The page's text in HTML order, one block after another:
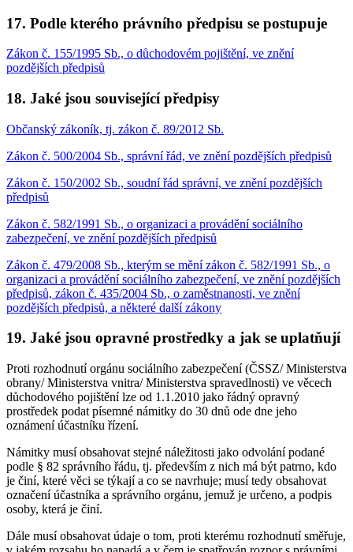
17. Podle kterého právního předpisu se postupuje
Zákon č. 155/1995 Sb., o důchodovém pojištění, ve znění
pozdějších předpisů
18. Jaké jsou související předpisy
Občanský zákoník, tj. zákon č. 89/2012 Sb.
Zákon č. 500/2004 Sb., správní řád, ve znění pozdějších předpisů
Zákon č. 150/2002 Sb., soudní řád správní, ve znění pozdějších
předpisů
Zákon č. 582/1991 Sb., o organizaci a provádění sociálního
zabezpečení, ve znění pozdějších předpisů
Zákon č. 479/2008 Sb., kterým se mění zákon č. 582/1991 Sb., o
organizaci a provádění sociálního zabezpečení, ve znění pozdějších
předpisů, zákon č. 435/2004 Sb., o zaměstnanosti, ve znění
pozdějších předpisů, a některé další zákony
19. Jaké jsou opravné prostředky a jak se uplatňují
Proti rozhodnutí orgánu sociálního zabezpečení (ČSSZ/ Ministerstva
obrany/ Ministerstva vnitra/ Ministerstva spravedlnosti) ve věcech
důchodového pojištění lze od 1.1.2010 jako řádný opravný
prostředek podat písemné námitky do 30 dnů ode dne jeho
oznámení účastníku řízení.
Námitky musí obsahovat stejné náležitosti jako odvolání podané
podle § 82 správního řádu, tj. především z nich má být patrno, kdo
je činí, které věci se týkají a co se navrhuje; musí tedy obsahovat
označení účastníka a správního orgánu, jemuž je určeno, a podpis
osoby, která je činí.
Dále musí obsahovat údaje o tom, proti kterému rozhodnutí směřuje,